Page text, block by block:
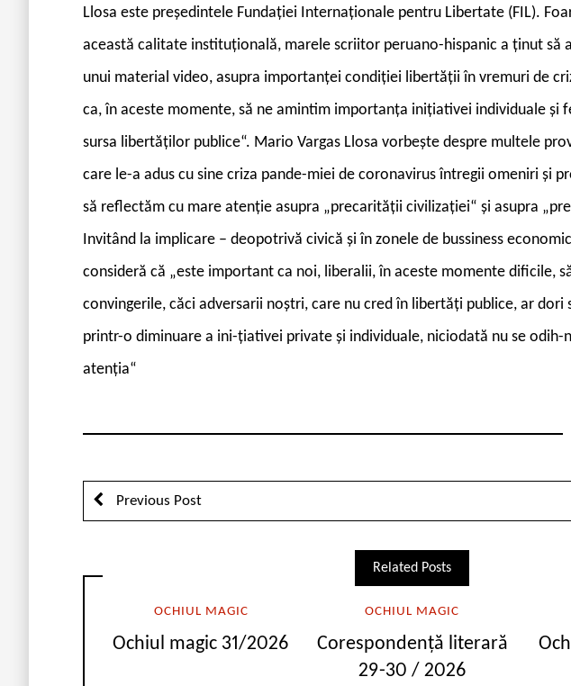
Llosa este președintele Fundației Internaționale pentru Libertate (FIL).
această calitate instituțională, marele scriitor peruano-hispanic a ținut să
unui material video, asupra importanței condiției libertății în vremuri de
ca, în aceste momente, să ne amintim importanța inițiativei individuale și
sursa libertăților publice“. Mario Vargas Llosa vorbește despre multele
care le-a adus cu sine criza pande-miei de coronavirus întregii omeniri și
să reflectăm cu mare atenție asupra „precarității civilizației“ și asupra
Invitând la implicare – deopotrivă civică și în zonele de bussiness
consideră că „este important ca noi, liberalii, în aceste momente dificile,
convingerile, căci adversarii noștri, care nu cred în libertăți publice, ar dori
printr-o diminuare a ini-țiativei private și individuale, niciodată nu se odih-
atenția“
Previous Post
Related Posts
OCHIUL MAGIC
Ochiul magic 31/2026
OCHIUL MAGIC
Corespondență literară
29-30 / 2026